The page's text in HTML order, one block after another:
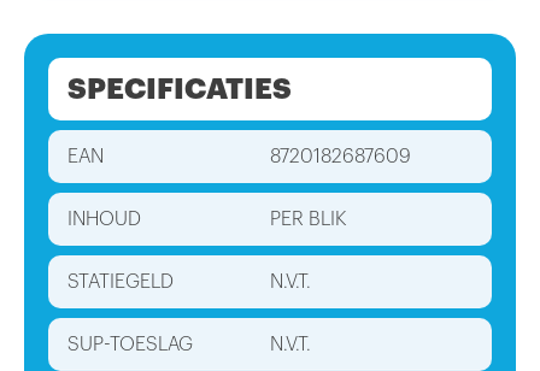
SPECIFICATIES
EAN 8720182687609
INHOUD PER BLIK
STATIEGELD N.V.T.
SUP-TOESLAG N.V.T.